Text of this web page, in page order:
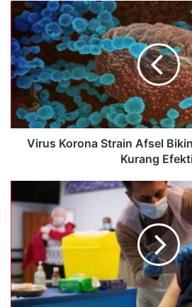
Virus Korona Strain Afsel
Kurang